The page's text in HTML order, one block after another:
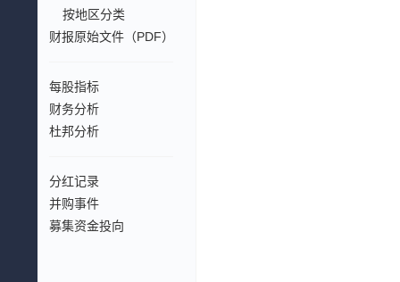
按地区分类
财报原始文件（PDF）
每股指标
财务分析
杜邦分析
分红记录
并购事件
募集资金投向